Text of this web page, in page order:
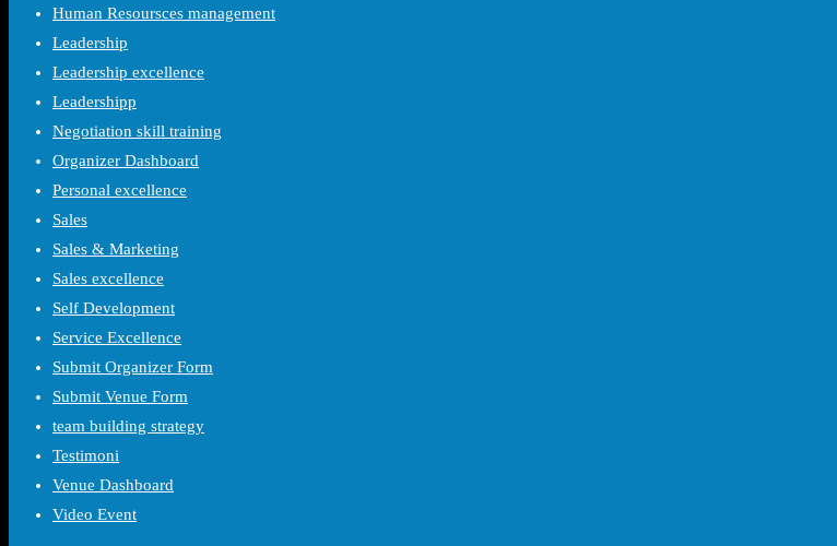
Human Resoursces management
Leadership
Leadership excellence
Leadershipp
Negotiation skill training
Organizer Dashboard
Personal excellence
Sales
Sales & Marketing
Sales excellence
Self Development
Service Excellence
Submit Organizer Form
Submit Venue Form
team building strategy
Testimoni
Venue Dashboard
Video Event